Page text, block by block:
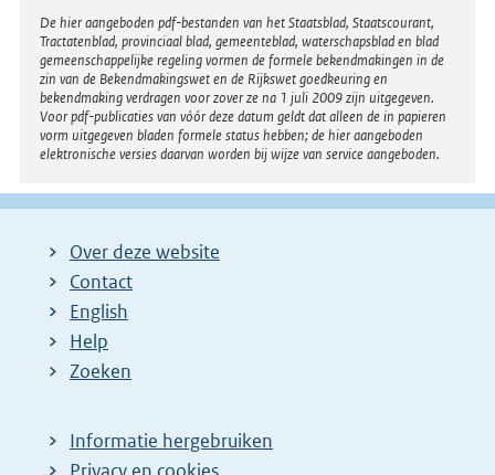
Disclaimer
De hier aangeboden pdf-bestanden van het Staatsblad, Staatscourant,
Tractatenblad, provinciaal blad, gemeenteblad, waterschapsblad en blad
gemeenschappelijke regeling vormen de formele bekendmakingen in de
zin van de Bekendmakingswet en de Rijkswet goedkeuring en
bekendmaking verdragen voor zover ze na 1 juli 2009 zijn uitgegeven.
Voor pdf-publicaties van vóór deze datum geldt dat alleen de in papieren
vorm uitgegeven bladen formele status hebben; de hier aangeboden
elektronische versies daarvan worden bij wijze van service aangeboden.
Over deze website
Contact
English
Help
Zoeken
Informatie hergebruiken